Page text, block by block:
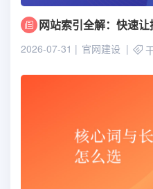
网站索引全解：快速
2026-07-31 官网建设